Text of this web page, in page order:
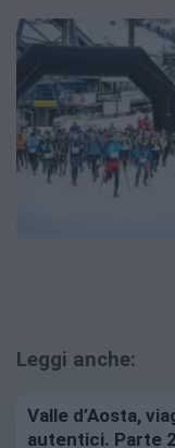
Leggi anche:
Valle d’Aosta,
autentici. Parte